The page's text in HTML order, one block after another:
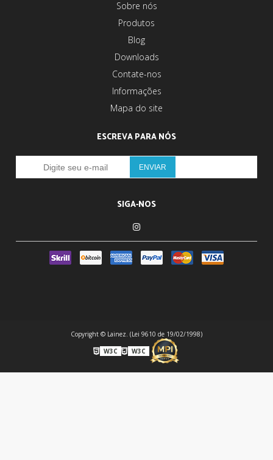
Sobre nós
Produtos
Blog
Downloads
Contate-nos
Informações
Mapa do site
ESCREVA PARA NÓS
SIGA-NOS
Copyright © Lainez. (Lei 9610 de 19/02/1998)
W3C
W3C